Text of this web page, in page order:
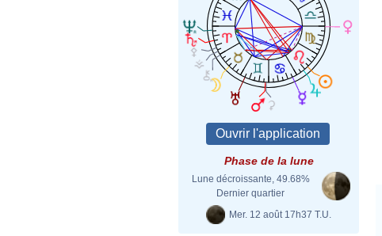
Phase de la lune
Lune décroissante, 49.68%
Dernier quartier
Mer. 12 août 17h37 T.U.